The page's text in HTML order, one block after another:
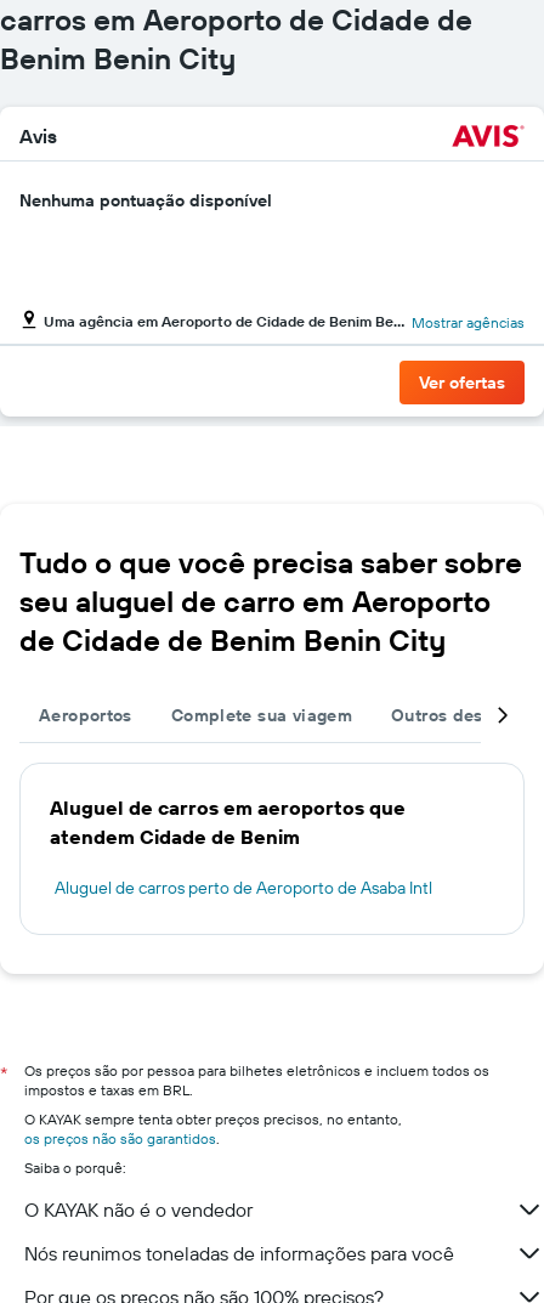
carros em Aeroporto de Cidade de
Benim Benin City
Avis
Nenhuma pontuação disponível
Uma agência em Aeroporto de Cidade de Benim Benin City Mostrar agências
Ver ofertas
Tudo o que você precisa saber sobre
seu aluguel de carro em Aeroporto
de Cidade de Benim Benin City
Aeroportos Complete sua viagem Outros destinos
Aluguel de carros em aeroportos que
atendem Cidade de Benim
Aluguel de carros perto de Aeroporto de Asaba Intl
*
Os preços são por pessoa para bilhetes eletrônicos e incluem todos os
impostos e taxas em BRL.
O KAYAK sempre tenta obter preços precisos, no entanto,
os preços não são garantidos.
Saiba o porquê:
O KAYAK não é o vendedor
Nós reunimos toneladas de informações para você
Por que os preços não são 100% precisos?